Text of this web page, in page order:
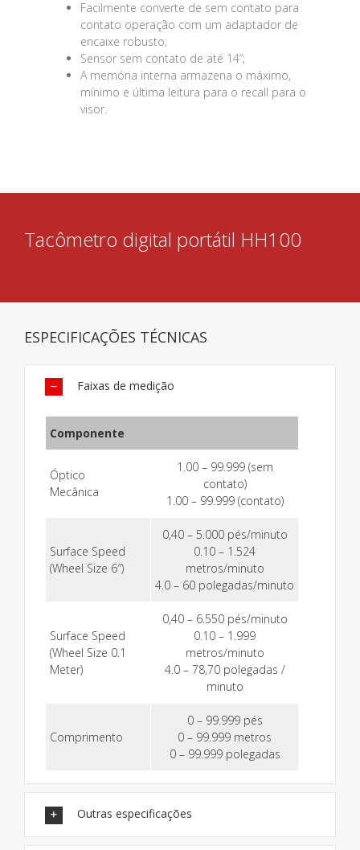
Facilmente converte de sem contato para
contato operação com um adaptador de
encaixe robusto;
Sensor sem contato de até 14”;
A memória interna armazena o máximo,
mínimo e última leitura para o recall para o
visor.
Tacômetro digital portátil HH100
ESPECIFICAÇÕES TÉCNICAS
Faixas de medição
Componente
Óptico
Mecânica
1.00 – 99.999 (sem
contato)
1.00 – 99.999 (contato)
Surface Speed
(Wheel Size 6″)
0,40 – 5.000 pés/minuto
0.10 – 1.524
metros/minuto
4.0 – 60 polegadas/minuto
Surface Speed
(Wheel Size 0.1
Meter)
0,40 – 6.550 pés/minuto
0.10 – 1.999
metros/minuto
4.0 – 78,70 polegadas /
minuto
Comprimento
0 – 99.999 pés
0 – 99.999 metros
0 – 99.999 polegadas
Outras especificações